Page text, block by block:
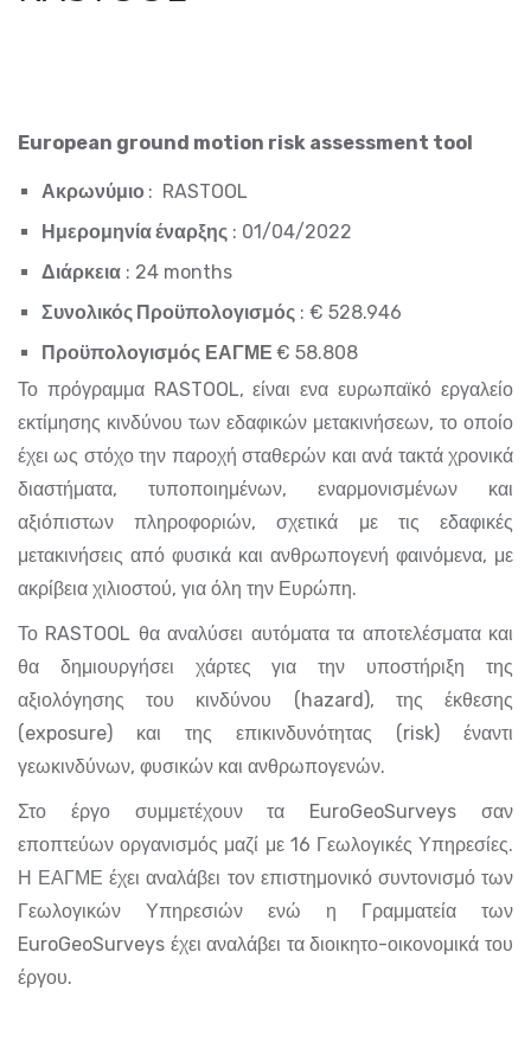
European ground motion risk assessment tool
Ακρωνύμιο : RASTOOL
Ημερομηνία έναρξης : 01/04/2022
Διάρκεια : 24 months
Συνολικός Προϋπολογισμός : € 528.946
Προϋπολογισμός ΕΑΓΜΕ € 58.808
Το πρόγραμμα RASTOOL, είναι ενα ευρωπαϊκό εργαλείο
εκτίμησης κινδύνου των εδαφικών μετακινήσεων, το οποίο
έχει ως στόχο την παροχή σταθερών και ανά τακτά χρονικά
διαστήματα, τυποποιημένων, εναρμονισμένων και
αξιόπιστων πληροφοριών, σχετικά με τις εδαφικές
μετακινήσεις από φυσικά και ανθρωπογενή φαινόμενα, με
ακρίβεια χιλιοστού, για όλη την Ευρώπη.
Το RASTOOL θα αναλύσει αυτόματα τα αποτελέσματα και
θα δημιουργήσει χάρτες για την υποστήριξη της
αξιολόγησης του κινδύνου (hazard), της έκθεσης
(exposure) και της επικινδυνότητας (risk) έναντι
γεωκινδύνων, φυσικών και ανθρωπογενών.
Στο έργο συμμετέχουν τα EuroGeoSurveys σαν
εποπτεύων οργανισμός μαζί με 16 Γεωλογικές Υπηρεσίες.
Η ΕΑΓΜΕ έχει αναλάβει τον επιστημονικό συντονισμό των
Γεωλογικών Υπηρεσιών ενώ η Γραμματεία των
EuroGeoSurveys έχει αναλάβει τα διοικητο-οικονομικά του
έργου.